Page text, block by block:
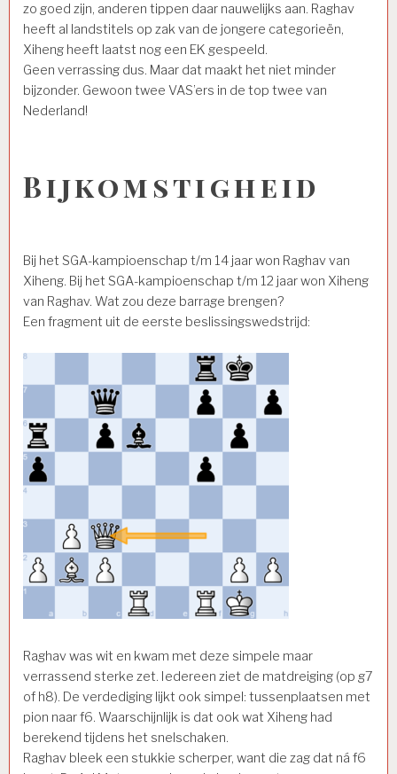
zo goed zijn, anderen tippen daar nauwelijks aan. Raghav
heeft al landstitels op zak van de jongere categorieën,
Xiheng heeft laatst nog een EK gespeeld.
Geen verrassing dus. Maar dat maakt het niet minder
bijzonder. Gewoon twee VAS’ers in de top twee van
Nederland!
Bijkomstigheid
Bij het SGA-kampioenschap t/m 14 jaar won Raghav van
Xiheng. Bij het SGA-kampioenschap t/m 12 jaar won Xiheng
van Raghav. Wat zou deze barrage brengen?
Een fragment uit de eerste beslissingswedstrijd:
Raghav was wit en kwam met deze simpele maar
verrassend sterke zet. Iedereen ziet de matdreiging (op g7
of h8). De verdediging lijkt ook simpel: tussenplaatsen met
pion naar f6. Waarschijnlijk is dat ook wat Xiheng had
berekend tijdens het snelschaken.
Raghav bleek een stukkie scherper, want die zag dat ná f6